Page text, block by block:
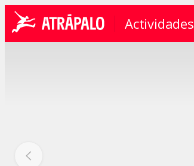
Actividades